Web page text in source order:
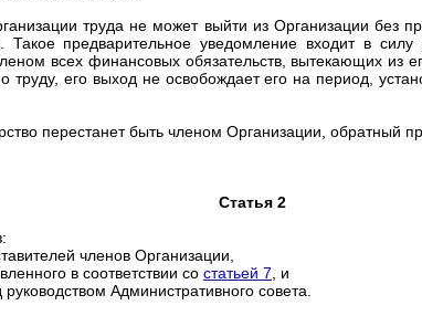
труда не может выйти из Организации без
Такое предварительное уведомление входит в
всех финансовых обязательств, вытекающих из
его выход не освобождает его на период,
перестанет быть членом Организации, обратный
Статья 2
членов Организации,
в соответствии со статьей 7 , и
Административного совета.